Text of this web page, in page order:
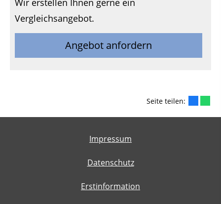
Vergleichsangebot.
Angebot anfordern
Seite teilen:
Impressum
Datenschutz
Erstinformation